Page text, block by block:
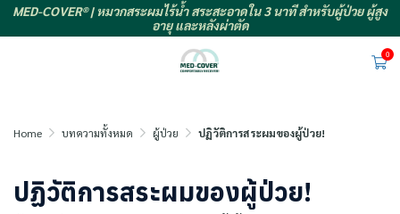
MED-COVER® | หมวกสระผมไร้น้ำ สระสะอาดใน 3 นาที สำหรับผู้ป่วย ผู้สูง
อายุ และหลังผ่าตัด
0
Home บทความทั้งหมด ผู้ป่วย ปฏิวัติการสระผมของผู้ป่วย!
ปฏิวัติการสระผมของผู้ป่วย!